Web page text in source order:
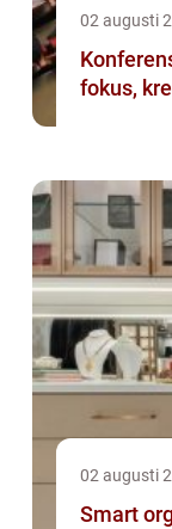
02 augusti
Konferens
fokus,
02 augusti
Smart